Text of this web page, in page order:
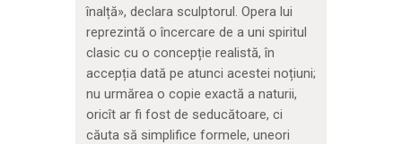
înalță», declara sculptorul. Opera lui
reprezintă o încercare de a uni spiritul
clasic cu o concepție realistă, în
accepția dată pe atunci acestei noțiuni;
nu urmărea o copie exactă a naturii,
oricît ar fi fost de seducătoare, ci
căuta să simplifice formele, uneori